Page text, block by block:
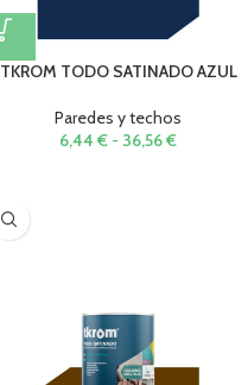
TKROM TODO SATINADO AZUL
Paredes y techos
6,44 € - 36,56€